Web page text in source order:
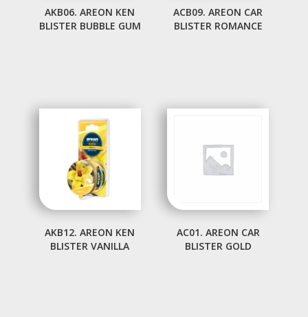
AKB06. AREON KEN
BLISTER BUBBLE GUM
ACB09. AREON CAR
BLISTER ROMANCE
AKB12. AREON KEN
BLISTER VANILLA
AC01. AREON CAR
BLISTER GOLD